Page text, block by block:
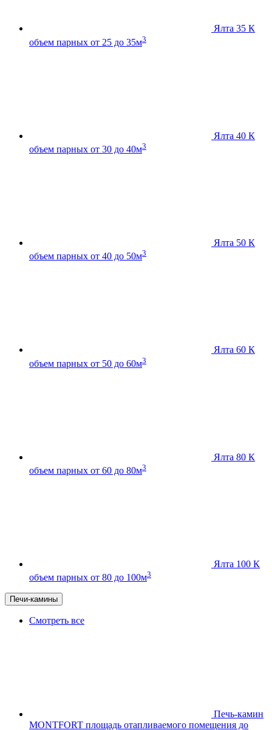
Ялта 35 К
объем парных от 25 до 35м3
Ялта 40 К
объем парных от 30 до 40м3
Ялта 50 К
объем парных от 40 до 50м3
Ялта 60 К
объем парных от 50 до 60м3
Ялта 80 К
объем парных от 60 до 80м3
Ялта 100 К
объем парных от 80 до 100м3
Печи-камины
Смотреть все
Печь-камин
MONTFORT площадь отапливаемого помещения до